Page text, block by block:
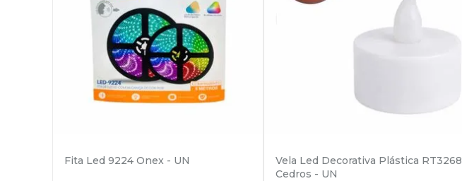
Fita Led 9224 Onex - UN
Vela Led Decorativa Plástica RT3268
Cedros - UN